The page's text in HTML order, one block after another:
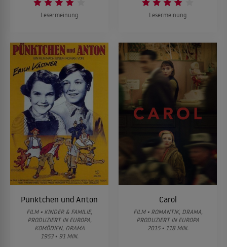
Lesermeinung Lesermeinung
Pünktchen und Anton
FILM • KINDER & FAMILIE,
PRODUZIERT IN EUROPA,
KOMÖDIEN, DRAMA
1953 • 91 MIN.
Carol
FILM • ROMANTIK, DRAMA,
PRODUZIERT IN EUROPA
2015 • 118 MIN.